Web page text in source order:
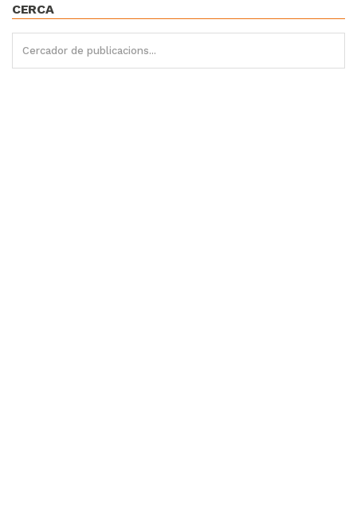
CERCA